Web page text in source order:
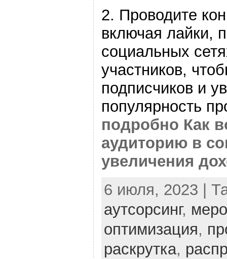
2. Проводите
включая лайки,
социальных
участников,
подписчиков и
популярность
подробно Как
аудиторию в
увеличения
6 июля, 2023 |
аутсорсинг,
оптимизация,
раскрутка,